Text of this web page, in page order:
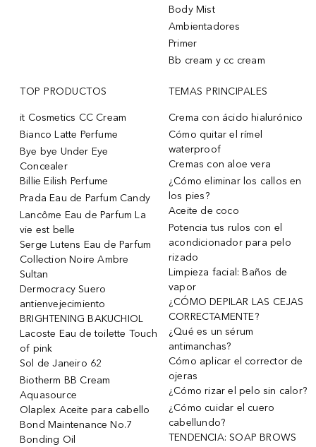
Body Mist
Ambientadores
Primer
Bb cream y cc cream
TOP PRODUCTOS
it Cosmetics CC Cream
Bianco Latte Perfume
Bye bye Under Eye
Concealer
Billie Eilish Perfume
Prada Eau de Parfum Candy
Lancôme Eau de Parfum La
vie est belle
Serge Lutens Eau de Parfum
Collection Noire Ambre
Sultan
Dermocracy Suero
antienvejecimiento
BRIGHTENING BAKUCHIOL
Lacoste Eau de toilette Touch
of pink
Sol de Janeiro 62
Biotherm BB Cream
Aquasource
Olaplex Aceite para cabello
Bond Maintenance No.7
Bonding Oil
TEMAS PRINCIPALES
Crema con ácido hialurónico
Cómo quitar el rímel
waterproof
Cremas con aloe vera
¿Cómo eliminar los callos en
los pies?
Aceite de coco
Potencia tus rulos con el
acondicionador para pelo
rizado
Limpieza facial: Baños de
vapor
¿CÓMO DEPILAR LAS CEJAS
CORRECTAMENTE?
¿Qué es un sérum
antimanchas?
Cómo aplicar el corrector de
ojeras
¿Cómo rizar el pelo sin calor?
¿Cómo cuidar el cuero
cabellundo?
TENDENCIA: SOAP BROWS